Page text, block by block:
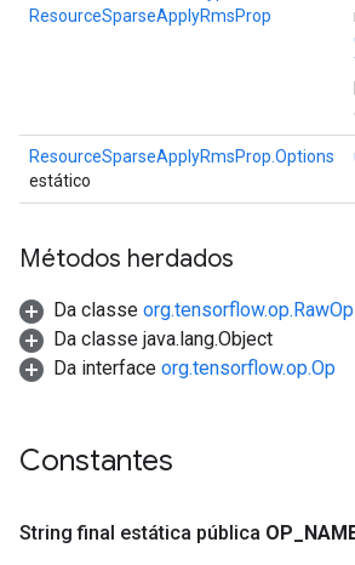
ResourceSparseApplyRmsProp
ResourceSparseApplyRmsProp.Options
estático
Métodos herdados
Da classe org.tensorflow.op.RawOp
Da classe java.lang.Object
Da interface org.tensorflow.op.Op
Constantes
String final estática pública OP